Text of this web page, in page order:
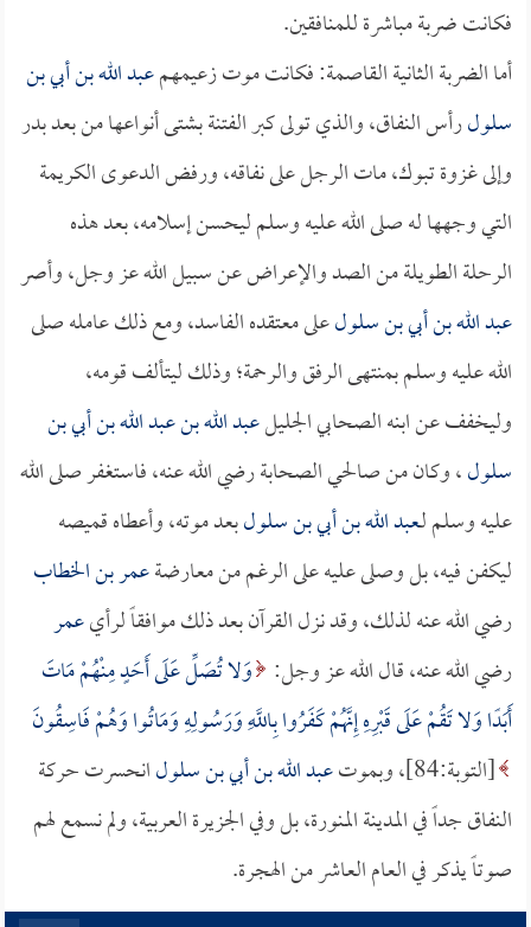
فكانت ضربة مباشرة للمنافقين.
أما الضربة الثانية القاصمة: فكانت موت زعيمهمعبد الله بن أبي بن
سلولرأس النفاق، والذي تولى كبر الفتنة بشتى أنواعها من بعد بدر
وإلى غزوة تبوك، مات الرجل على نفاقه، ورفض الدعوى الكريمة
التي وجهها له صلى الله عليه وسلم ليحسن إسلامه، بعد هذه
الرحلة الطويلة من الصد والإعراض عن سبيل الله عز وجل، وأصر
عبد الله بن أبي بن سلولعلى معتقده الفاسد، ومع ذلك عامله صلى
الله عليه وسلم بمنتهى الرفق والرحمة؛ وذلك ليتألف قومه،
وليخفف عن ابنه الصحابي الجليلعبد الله بن عبد الله بن أبي بن
سلول، وكان من صالحي الصحابة رضي الله عنه، فاستغفر صلى الله
عليه وسلم لـعبد الله بن أبي بن سلولبعد موته، وأعطاه قميصه
ليكفن فيه، بل وصلى عليه على الرغم من معارضةعمر بن الخطاب
رضي الله عنه لذلك، وقد نزل القرآن بعد ذلك موافقاً لرأيعمر
رضي الله عنه، قال الله عز وجل: وَلا تُصَلِّ عَلَى أَحَدٍ مِنْهُمْ مَاتَ
أَبَدًا وَلا تَقُمْ عَلَى قَبْرِهِ إِنَّهُمْ كَفَرُوا بِاللَّهِ وَرَسُولِهِ وَمَاتُوا وَهُمْ فَاسِقُونَ
[التوبة:84]، وبموت
عبد الله بن أبي بن سلولانحسرت حركة
النفاق جداً في المدينة المنورة، بل وفي الجزيرة العربية، ولم نسمع لهم
صوتاً يذكر في العام العاشر من الهجرة.